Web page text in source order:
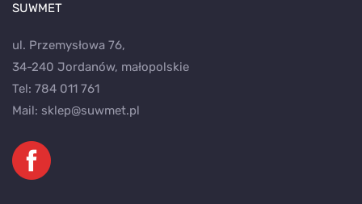
SUWMET
ul. Przemysłowa 76,
34-240 Jordanów, małopolskie
Tel: 784 011 761
Mail: sklep@suwmet.pl